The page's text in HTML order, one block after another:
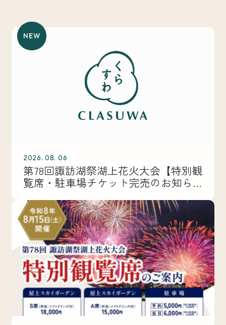
NEW
2026. 08. 06
第78回諏訪湖祭湖上花火大会【特別観
覧席・駐車場チケット完売のお知ら